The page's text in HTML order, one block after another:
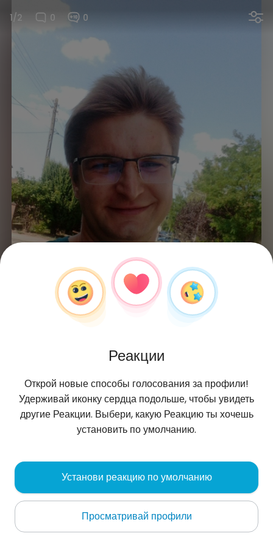
1/2 0 0
Mateusz
Bełchatów
Oбо мне
Реакции
Открой новые способы голосования за профили!
Удерживай иконку сердца подольше, чтобы увидеть
другие Реакции. Выбери, какую Реакцию ты хочешь
установить по умолчанию.
Установи реакцию по умолчанию
Просматривай профили